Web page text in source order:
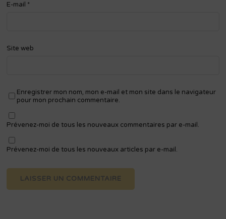
E-mail *
Site web
Enregistrer mon nom, mon e-mail et mon site dans le navigateur
pour mon prochain commentaire.
Prévenez-moi de tous les nouveaux commentaires par e-mail.
Prévenez-moi de tous les nouveaux articles par e-mail.